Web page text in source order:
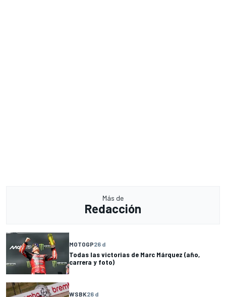
Más de
Redacción
MOTOGP26 d
Todas las victorias de Marc Márquez (año,
carrera y foto)
WSBK26 d